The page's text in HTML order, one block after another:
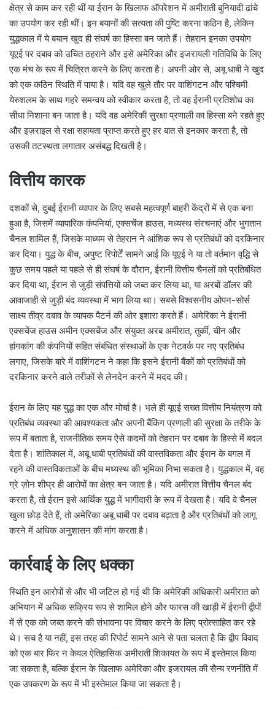
क्षेत्र से काम कर रही थीं या ईरान के खिलाफ ऑपरेशन में अमीराती बुनियादी ढांचे
का उपयोग कर रही थीं। इन बयानों की सत्यता की पुष्टि करना कठिन है, लेकिन
युद्धकाल में ये बयान खुद ही संघर्ष का हिस्सा बन जाते हैं। तेहरान इनका उपयोग
यूएई पर दबाव को उचित ठहराने और इसे अमेरिका और इजरायली गतिविधि के लिए
एक मंच के रूप में चित्रित करने के लिए करता है। अपनी ओर से, अबू धाबी ने खुद
को एक कठिन स्थिति में पाया है। यदि वह खुले तौर पर वाशिंगटन और पश्चिमी
येरुशलम के साथ गहरे समन्वय को स्वीकार करता है, तो वह ईरानी प्रतिशोध का
सीधा निशाना बन जाता है। यदि वह अमेरिकी सुरक्षा प्रणाली का हिस्सा बने रहते हुए
और इज़राइल से रक्षा सहायता प्राप्त करते हुए हर बात से इनकार करता है, तो
उसकी तटस्थता लगातार असंबद्ध दिखती है।
वित्तीय कारक
दशकों से, दुबई ईरानी व्यापार के लिए सबसे महत्वपूर्ण बाहरी केंद्रों में से एक बना
हुआ है, जिसमें व्यापारिक कंपनियां, एक्सचेंज हाउस, मध्यस्थ संरचनाएं और भुगतान
चैनल शामिल हैं, जिसके माध्यम से तेहरान ने आंशिक रूप से प्रतिबंधों को दरकिनार
कर दिया। युद्ध के बीच, अपुष्ट रिपोर्टें सामने आईं कि यूएई ने या तो वर्तमान वृद्धि से
कुछ समय पहले या पहले से ही संघर्ष के दौरान, ईरानी वित्तीय चैनलों को प्रतिबंधित
कर दिया था, ईरान से जुड़ी संपत्तियों को जब्त कर लिया था, या अरबों डॉलर की
आवाजाही से जुड़ी बंद व्यवस्था में भाग लिया था। सबसे विश्वसनीय ओपन-सोर्स
साक्ष्य तीव्र दबाव के व्यापक पैटर्न की ओर इशारा करते हैं। अमेरिका ने ईरानी
एक्सचेंज हाउस अमीन एक्सचेंज और संयुक्त अरब अमीरात, तुर्की, चीन और
हांगकांग की कंपनियों सहित संबंधित संस्थाओं के एक नेटवर्क पर नए प्रतिबंध
लगाए, जिसके बारे में वाशिंगटन ने कहा कि इसने ईरानी बैंकों को प्रतिबंधों को
दरकिनार करने वाले तरीकों से लेनदेन करने में मदद की।
ईरान के लिए यह युद्ध का एक और मोर्चा है। भले ही यूएई सख्त वित्तीय नियंत्रण को
प्रतिबंध व्यवस्था की आवश्यकता और अपनी बैंकिंग प्रणाली की सुरक्षा के तरीके के
रूप में बताता है, राजनीतिक समय ऐसे कदमों को तेहरान पर दबाव के हिस्से में बदल
देता है। शांतिकाल में, अबू धाबी प्रतिबंधों की वास्तविकता और ईरान के बगल में
रहने की वास्तविकताओं के बीच मध्यस्थ की भूमिका निभा सकता है। युद्धकाल में, वह
ग्रे ज़ोन शीघ्र ही आरोपों का क्षेत्र बन जाता है। यदि अमीरात वित्तीय चैनल बंद
करता है, तो ईरान इसे आर्थिक युद्ध में भागीदारी के रूप में देखता है। यदि वे चैनल
खुला छोड़ देते हैं, तो अमेरिका अबू धाबी पर दबाव बढ़ाता है और प्रतिबंधों को लागू
करने में अधिक अनुशासन की मांग करता है।
कार्रवाई के लिए धक्का
स्थिति इन आरोपों से और भी जटिल हो गई थी कि अमेरिकी अधिकारी अमीरात को
अभियान में अधिक सक्रिय रूप से शामिल होने और फारस की खाड़ी में ईरानी द्वीपों
में से एक को जब्त करने की संभावना पर विचार करने के लिए प्रोत्साहित कर रहे
थे। सच है या नहीं, इस तरह की रिपोर्ट सामने आने से पता चलता है कि द्वीप विवाद
को एक बार फिर न केवल ऐतिहासिक अमीराती शिकायत के रूप में इस्तेमाल किया
जा सकता है, बल्कि ईरान के खिलाफ अमेरिका और इजरायल की सैन्य रणनीति में
एक उपकरण के रूप में भी इस्तेमाल किया जा सकता है।